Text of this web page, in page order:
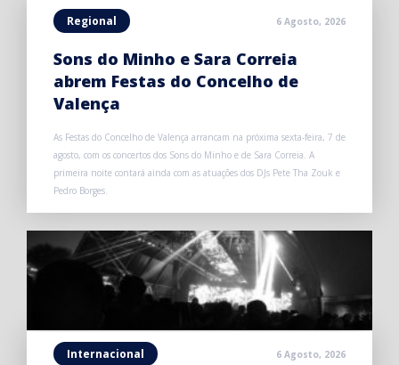
Regional 6 Agosto, 2026
Sons do Minho e Sara Correia
abrem Festas do Concelho de
Valença
As Festas do Concelho de Valença arrancam na próxima sexta-feira, 7 de
agosto, com os concertos dos Sons do Minho e de Sara Correia. A
primeira noite contará ainda com as atuações dos DJs Pete Tha Zouk e
Pedro Borges.
Internacional 6 Agosto, 2026